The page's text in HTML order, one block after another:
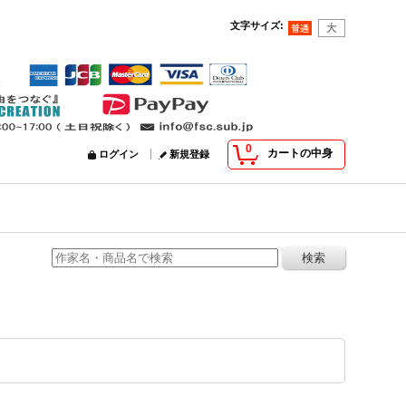
文字サイズ:
0 カートの中身
ログイン 新規登録